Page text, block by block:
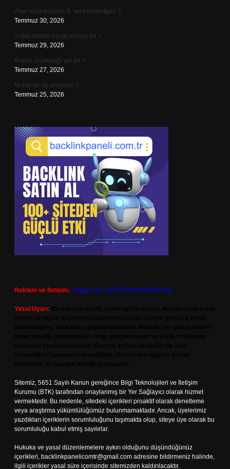
Alan nasıl bulunur 6. sınıf dikdörtgen ?
Temmuz 30, 2026
Yufka ekmek hangi yöreye ait ?
Temmuz 29, 2026
Kuşlar zeytinyağı yer mi ?
Temmuz 27, 2026
M rise av ne anlatıyor ?
Temmuz 25, 2026
Reklam ve İletişim: Skype: live:.cid.575569c608265c69
Yasal Uyarı:
Sitemiz, 5651 Sayılı Kanun gereğince Bilgi Teknolojileri ve İletişim
Kurumu (BTK) tarafından onaylanmış bir Yer Sağlayıcı olarak hizmet
vermektedir. Bu nedenle, sitedeki içerikleri proaktif olarak denetleme
veya araştırma yükümlülüğümüz bulunmamaktadır. Ancak, üyelerimiz
yazdıkları içeriklerin sorumluluğunu taşımakta olup, siteye üye olarak bu
sorumluluğu kabul etmiş sayılırlar.
Hukuka ve yasal düzenlemelere aykırı olduğunu düşündüğünüz
içerikleri, backlinkpanelicomtr@gmail.com adresine bildirmeniz halinde,
ilgili içerikler yasal süre içerisinde sitemizden kaldırılacaktır.